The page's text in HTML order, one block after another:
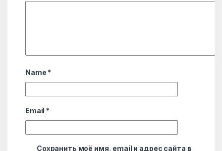
Name *
Email *
Сохранить моё имя, email и адрес сайта в